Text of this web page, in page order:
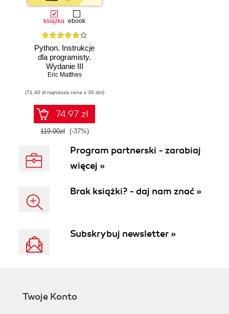
książka ebook
Python. Instrukcje
dla programisty.
Wydanie III
Eric Matthes
(71,40 zł najniższa cena z 30 dni)
74.97 zł
119.00zł (-37%)
Program partnerski - zarabiaj
więcej »
Brak książki? - daj nam znać »
Subskrybuj newsletter »
Twoje Konto